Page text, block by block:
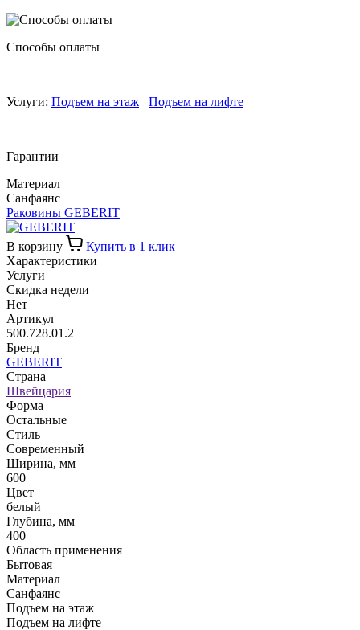
Способы оплаты
Услуги: Подъем на этаж Подъем на лифте
Гарантии
Материал
Санфаянс
Раковины GEBERIT
В корзину
Купить в 1 клик
Характеристики
Услуги
Скидка недели
Нет
Артикул
500.728.01.2
Бренд
GEBERIT
Страна
Швейцария
Форма
Остальные
Стиль
Современный
Ширина, мм
600
Цвет
белый
Глубина, мм
400
Область применения
Бытовая
Материал
Санфаянс
Подъем на этаж
Подъем на лифте